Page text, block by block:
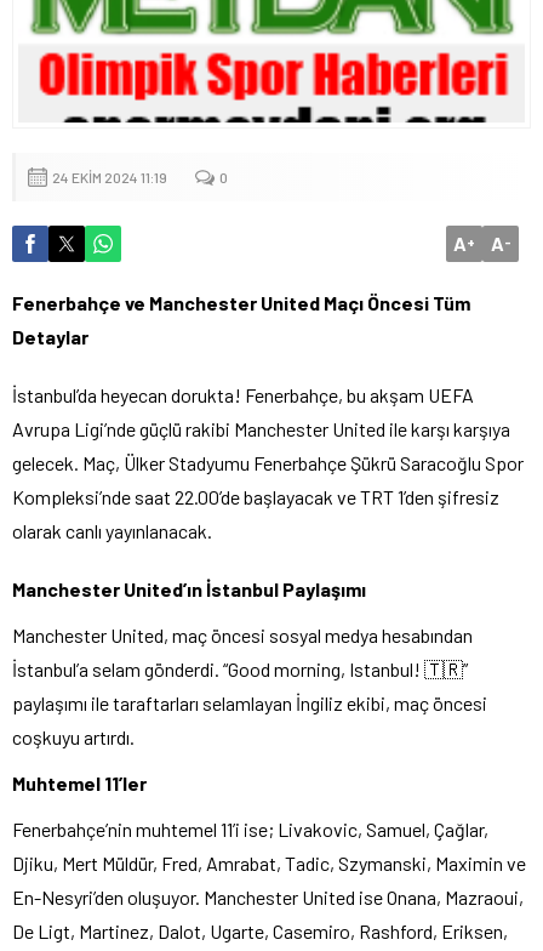
24 EKIM 2024 11:19 0
A+ A-
Fenerbahçe ve Manchester United Maçı Öncesi Tüm
Detaylar
İstanbul’da heyecan dorukta! Fenerbahçe, bu akşam UEFA
Avrupa Ligi’nde güçlü rakibi Manchester United ile karşı karşıya
gelecek. Maç, Ülker Stadyumu Fenerbahçe Şükrü Saracoğlu Spor
Kompleksi’nde saat 22.00’de başlayacak ve TRT 1’den şifresiz
olarak canlı yayınlanacak.
Manchester United’ın İstanbul Paylaşımı
Manchester United, maç öncesi sosyal medya hesabından
İstanbul’a selam gönderdi. “Good morning, Istanbul! 🇹🇷”
paylaşımı ile taraftarları selamlayan İngiliz ekibi, maç öncesi
coşkuyu artırdı.
Muhtemel 11’ler
Fenerbahçe’nin muhtemel 11’i ise; Livakovic, Samuel, Çağlar,
Djiku, Mert Müldür, Fred, Amrabat, Tadic, Szymanski, Maximin ve
En-Nesyri’den oluşuyor. Manchester United ise Onana, Mazraoui,
De Ligt, Martinez, Dalot, Ugarte, Casemiro, Rashford, Eriksen,